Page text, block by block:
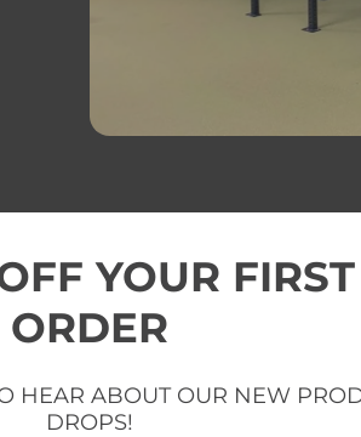
YOUR FIRST
ORDER
HEAR ABOUT OUR NEW
DROPS!